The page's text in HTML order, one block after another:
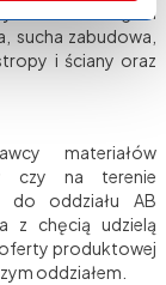
z takich kategorii
sucha zabudowa,
i ściany oraz
materiałów
czy na terenie
do oddziału AB
z chęcią udzielą
produktowej
oddziałem.